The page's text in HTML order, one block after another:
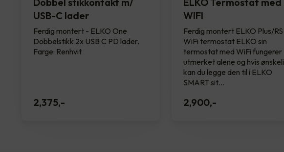
USB-C lader
Ferdig montert - ELKO One
Dobbelstikk 2x USB C PD lader.
Farge: Renhvit
2,375,-
WIFI
Ferdig montert ELKO Plus/RS
WiFi termostat ELKO sin
termostat med WiFi fungerer
utmerket alene og hvis
kan du legge den til i ELKO
SMART sit…
2,900,-